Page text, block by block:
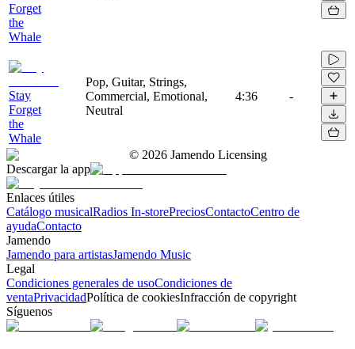
Forget
the
Whale
Stay
Forget
the
Whale
Pop, Guitar, Strings,
Commercial, Emotional,
Neutral
4:36 -
© 2026 Jamendo Licensing
Descargar la app
Enlaces útiles
Catálogo musicalRadios In-storePreciosContactoCentro de
ayudaContacto
Jamendo
Jamendo para artistasJamendo Music
Legal
Condiciones generales de usoCondiciones de
ventaPrivacidadPolítica de cookiesInfracción de copyright
Síguenos